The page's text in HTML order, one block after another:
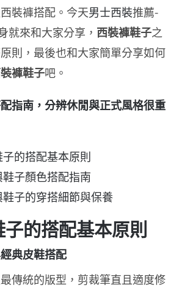
裝褲搭配。今天男士西裝推薦-
就來和大家分享， 西裝褲鞋子之
則，最後也和大家簡單分享如何
褲鞋子吧。
指南，分辨休閒與正式風格很重
的搭配基本原則
鞋子顏色搭配指南
鞋子的穿搭細節與保養
的搭配基本原則
典皮鞋搭配
傳統的版型，剪裁筆直且適度修